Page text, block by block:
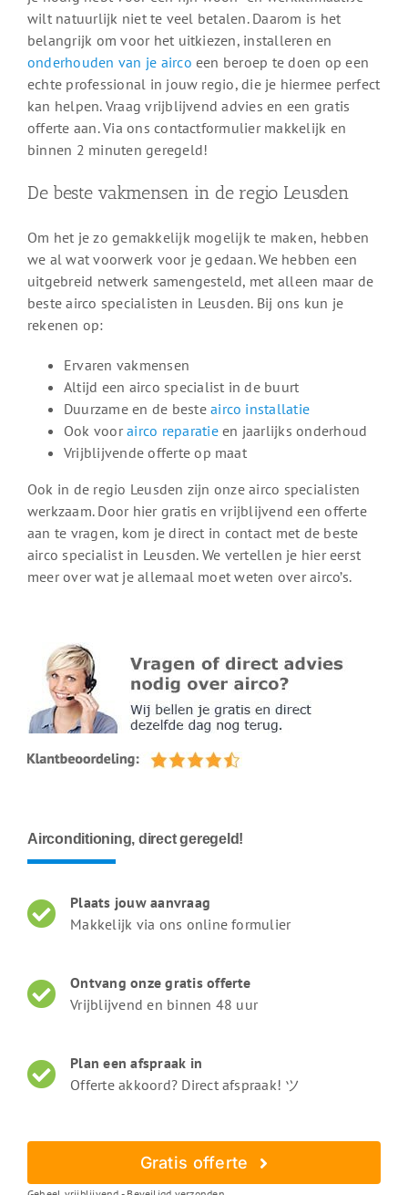
wilt natuurlijk niet te veel betalen. Daarom is het
belangrijk om voor het uitkiezen, installeren en
onderhouden van je airco een beroep te doen op een
echte professional in jouw regio, die je hiermee perfect
kan helpen. Vraag vrijblijvend advies en een gratis
offerte aan. Via ons contactformulier makkelijk en
binnen 2 minuten geregeld!
De beste vakmensen in de regio Leusden
Om het je zo gemakkelijk mogelijk te maken, hebben
we al wat voorwerk voor je gedaan. We hebben een
uitgebreid netwerk samengesteld, met alleen maar de
beste airco specialisten in Leusden. Bij ons kun je
rekenen op:
Ervaren vakmensen
Altijd een airco specialist in de buurt
Duurzame en de besteairco installatie
Ook voorairco reparatieen jaarlijks onderhoud
Vrijblijvende offerte op maat
Ook in de regio Leusden zijn onze airco specialisten
werkzaam. Door hier gratis en vrijblijvend een offerte
aan te vragen, kom je direct in contact met de beste
airco specialist in Leusden. We vertellen je hier eerst
meer over wat je allemaal moet weten over airco’s.
Airconditioning, direct geregeld!
Plaats jouw aanvraag
Makkelijk via ons online formulier
Ontvang onze gratis offerte
Vrijblijvend en binnen 48 uur
Plan een afspraak in
Offerte akkoord? Direct afspraak! ツ
Gratis offerte